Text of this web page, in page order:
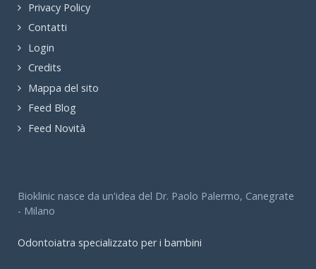
Privacy Policy
Contatti
Login
Credits
Mappa del sito
Feed Blog
Feed Novità
Bioklinic nasce da un'idea del Dr. Paolo Palermo, Canegrate
- Milano
Odontoiatra specializzato per i bambini